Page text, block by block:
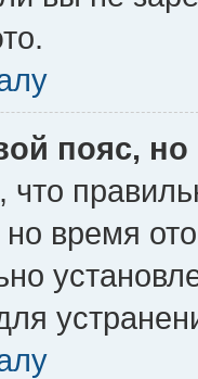
пояс,
но время